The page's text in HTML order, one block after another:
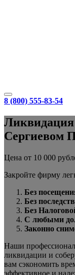
8 (800) 555-83-54
Сергиевом
Цена от 10 000
Закройте фирму
Без
Без
Без
С любыми
Законно
Наши
ликвидации и
вам сэкономить
эффективное и